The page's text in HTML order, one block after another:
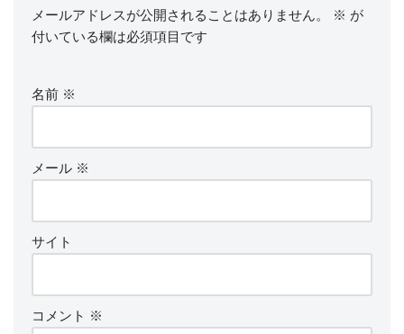
メールアドレスが公開されることはありません。 ※ が
付いている欄は必須項目です
名前 ※
メール ※
サイト
コメント ※